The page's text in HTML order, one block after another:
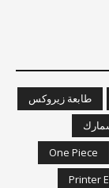
طابعة زيروكس
One Piece
Printer